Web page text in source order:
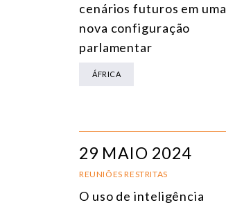
cenários futuros em uma
nova configuração
parlamentar
ÁFRICA
29 MAIO 2024
REUNIÕES RESTRITAS
O uso de inteligência